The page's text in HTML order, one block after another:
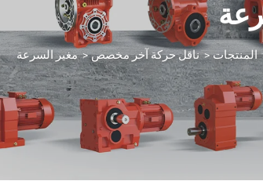
المنتجات>ناقل حركة آخر مخصص>مغير السرعة